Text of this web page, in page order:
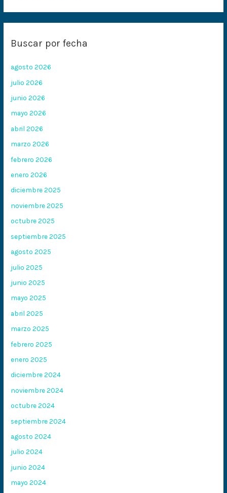
Buscar por fecha
agosto 2026
julio 2026
junio 2026
mayo 2026
abril 2026
marzo 2026
febrero 2026
enero 2026
diciembre 2025
noviembre 2025
octubre 2025
septiembre 2025
agosto 2025
julio 2025
junio 2025
mayo 2025
abril 2025
marzo 2025
febrero 2025
enero 2025
diciembre 2024
noviembre 2024
octubre 2024
septiembre 2024
agosto 2024
julio 2024
junio 2024
mayo 2024